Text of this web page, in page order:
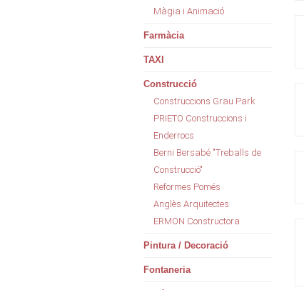
Màgia i Animació
Farmàcia
TAXI
Construcció
Construccions Grau Park
PRIETO Construccions i
Enderrocs
Berni Bersabé "Treballs de
Construcció"
Reformes Pomés
Anglès Arquitectes
ERMON Constructora
Pintura / Decoració
Fontaneria